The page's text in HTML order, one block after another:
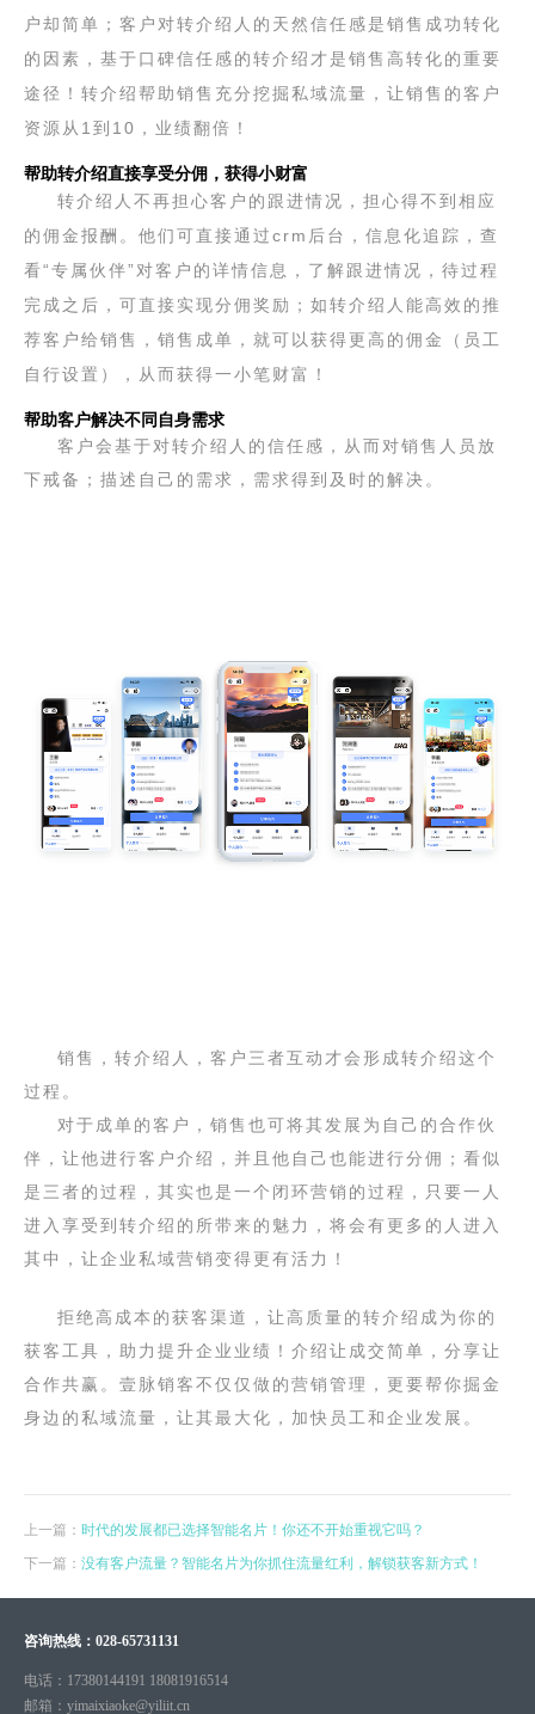
户却简单；客户对转介绍人的天然信任感是销售成功转化
的因素，基于口碑信任感的转介绍才是销售高转化的重要
途径！转介绍帮助销售充分挖掘私域流量，让销售的客户
资源从1到10，业绩翻倍！
帮助转介绍直接享受分佣，获得小财富
转介绍人不再担心客户的跟进情况，担心得不到相应
的佣金报酬。他们可直接通过crm后台，信息化追踪，查
看“专属伙伴”对客户的详情信息，了解跟进情况，待过程
完成之后，可直接实现分佣奖励；如转介绍人能高效的推
荐客户给销售，销售成单，就可以获得更高的佣金（员工
自行设置），从而获得一小笔财富！
帮助客户解决不同自身需求
客户会基于对转介绍人的信任感，从而对销售人员放
下戒备；描述自己的需求，需求得到及时的解决。
销售，转介绍人，客户三者互动才会形成转介绍这个
过程。
对于成单的客户，销售也可将其发展为自己的合作伙
伴，让他进行客户介绍，并且他自己也能进行分佣；看似
是三者的过程，其实也是一个闭环营销的过程，只要一人
进入享受到转介绍的所带来的魅力，将会有更多的人进入
其中，让企业私域营销变得更有活力！
拒绝高成本的获客渠道，让高质量的转介绍成为你的
获客工具，助力提升企业业绩！介绍让成交简单，分享让
合作共赢。 壹脉销客不仅仅做的营销管理，更要帮你掘金
身边的私域流量，让其最大化，加快员工和企业发展。
上一篇： 时代的发展都已选择智能名片！你还不开始重视它吗？
下一篇： 没有客户流量？智能名片为你抓住流量红利，解锁获客新方式！
咨询热线： 028-65731131
电话： 17380144191 18081916514
邮箱： yimaixiaoke@yiliit.cn